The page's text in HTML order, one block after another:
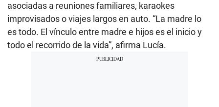
asociadas a reuniones familiares, karaokes
improvisados o viajes largos en auto. “La madre lo
es todo. El vínculo entre madre e hijos es el inicio y
todo el recorrido de la vida”, afirma Lucía.